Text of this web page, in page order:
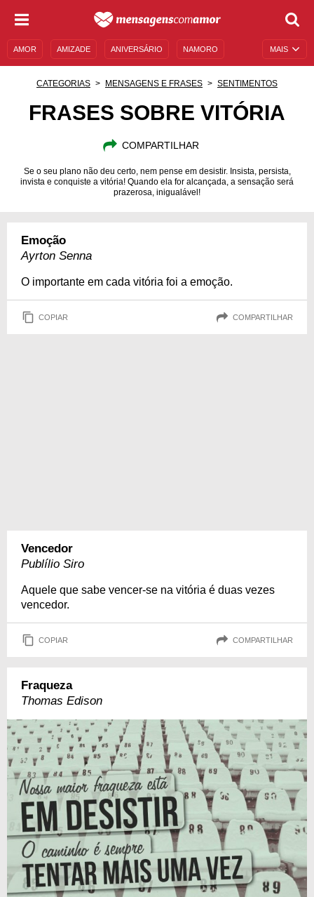
MAIS
AMOR AMIZADE ANIVERSÁRIO NAMORO
CATEGORIAS MENSAGENS E FRASES SENTIMENTOS
FRASES SOBRE VITÓRIA
COMPARTILHAR
Se o seu plano não deu certo, nem pense em desistir. Insista, persista,
invista e conquiste a vitória! Quando ela for alcançada, a sensação será
prazerosa, inigualável!
Emoção
Ayrton Senna
O importante em cada vitória foi a emoção.
COPIAR COMPARTILHAR
Vencedor
Publílio Siro
Aquele que sabe vencer-se na vitória é duas vezes
vencedor.
COPIAR COMPARTILHAR
Fraqueza
Thomas Edison